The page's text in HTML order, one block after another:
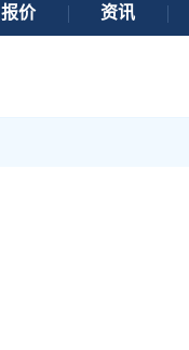
报价 资讯